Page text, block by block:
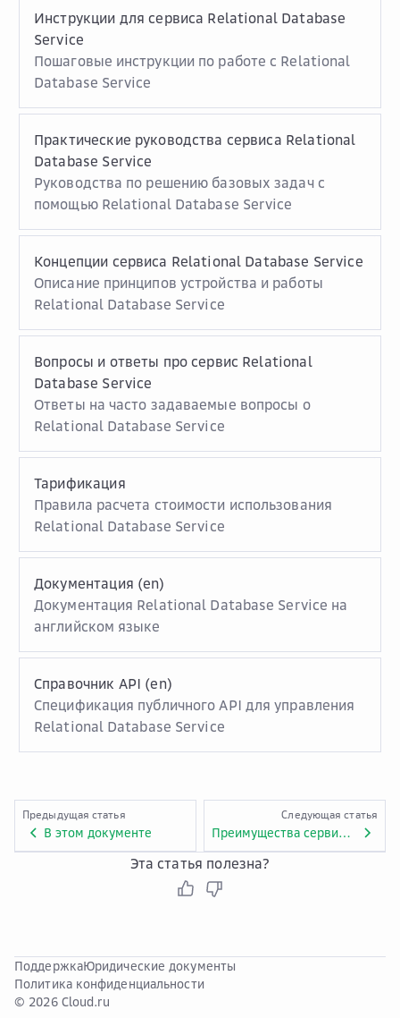
Инструкции для сервиса Relational Database
Service
Пошаговые инструкции по работе с Relational
Database Service
Практические руководства сервиса Relational
Database Service
Руководства по решению базовых задач с
помощью Relational Database Service
Концепции сервиса Relational Database Service
Описание принципов устройства и работы
Relational Database Service
Вопросы и ответы про сервис Relational
Database Service
Ответы на часто задаваемые вопросы о
Relational Database Service
Тарификация
Правила расчета стоимости использования
Relational Database Service
Документация (en)
Документация Relational Database Service на
английском языке
Справочник API (en)
Спецификация публичного API для управления
Relational Database Service
Предыдущая статья
В этом документе
Следующая статья
Преимущества сервиса Relational Database Service
Эта статья полезна?
ПоддержкаЮридические документы
Политика конфиденциальности
© 2026 Cloud.ru